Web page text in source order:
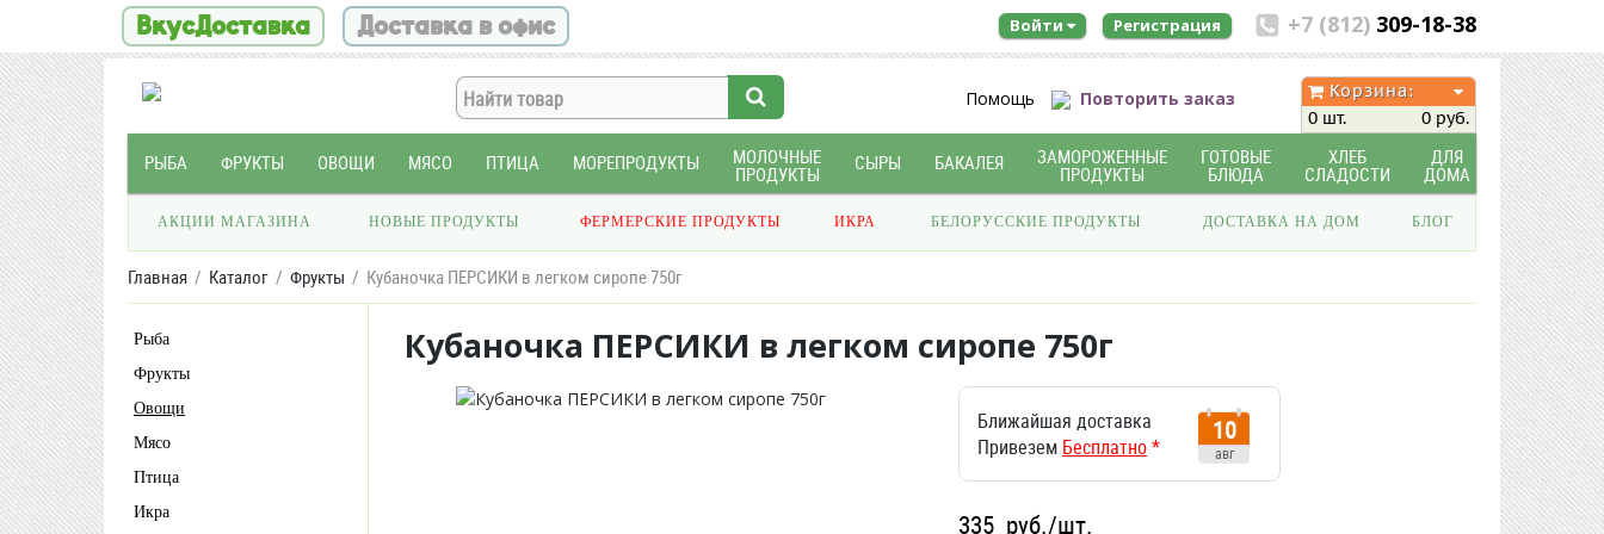
ВкусДоставка Доставка в офис +7 (812) 309-18-38
Войти Регистрация
Помощь Повторить заказ
Корзина:
0 шт.
0 руб.
РЫБА ФРУКТЫ ОВОЩИ МЯСО ПТИЦА МОРЕПРОДУКТЫ МОЛОЧНЫЕ
ПРОДУКТЫ
СЫРЫ БАКАЛЕЯ ЗАМОРОЖЕННЫЕ
ПРОДУКТЫ
ГОТОВЫЕ
БЛЮДА
ХЛЕБ
СЛАДОСТИ
ДЛЯ
ДОМА
АКЦИИ МАГАЗИНА НОВЫЕ ПРОДУКТЫ ФЕРМЕРСКИЕ ПРОДУКТЫ ИКРА БЕЛОРУССКИЕ ПРОДУКТЫ ДОСТАВКА НА ДОМ БЛОГ
Главная Каталог Фрукты Кубаночка ПЕРСИКИ в легком сиропе 750г
Рыба
Фрукты
Овощи
Мясо
Птица
Икра
Кубаночка ПЕРСИКИ в легком сиропе 750г
Ближайшая доставка
Привезем Бесплатно*
10
авг
335 руб./шт.